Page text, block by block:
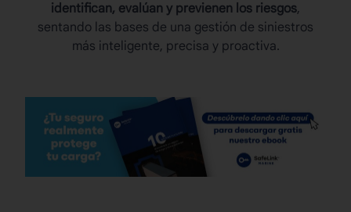
identifican, evalúan y previenen los riesgos,
sentando las bases de una gestión de siniestros
más inteligente, precisa y proactiva.